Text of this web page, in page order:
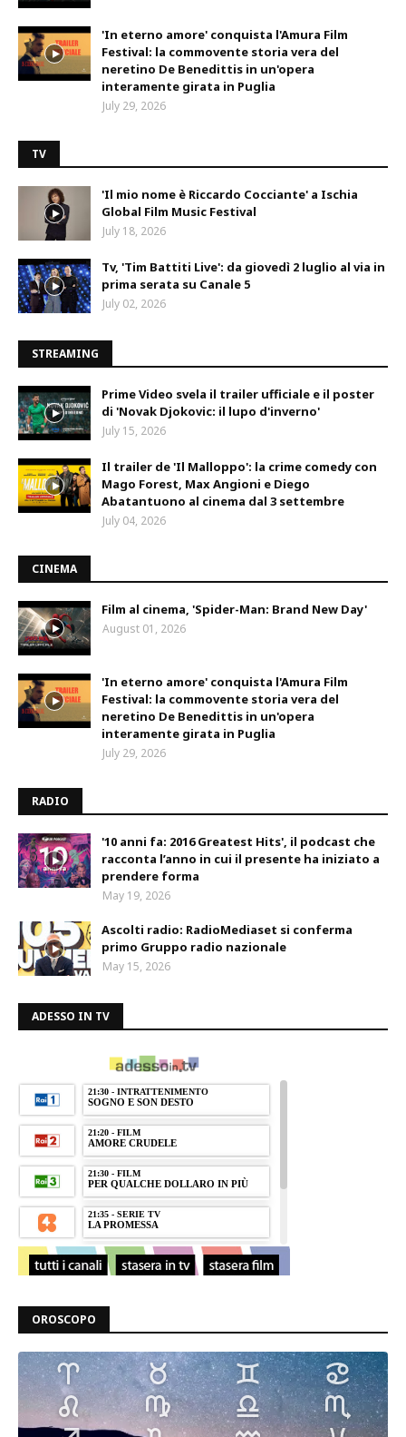
'In eterno amore' conquista l'Amura Film
Festival: la commovente storia vera del
neretino De Benedittis in un'opera
interamente girata in Puglia
July 29, 2026
TV
'Il mio nome è Riccardo Cocciante' a Ischia
Global Film Music Festival
July 18, 2026
Tv, 'Tim Battiti Live': da giovedì 2 luglio al via in
prima serata su Canale 5
July 02, 2026
STREAMING
Prime Video svela il trailer ufficiale e il poster
di 'Novak Djokovic: il lupo d'inverno'
July 15, 2026
Il trailer de 'Il Malloppo': la crime comedy con
Mago Forest, Max Angioni e Diego
Abatantuono al cinema dal 3 settembre
July 04, 2026
CINEMA
Film al cinema, 'Spider-Man: Brand New Day'
August 01, 2026
'In eterno amore' conquista l'Amura Film
Festival: la commovente storia vera del
neretino De Benedittis in un'opera
interamente girata in Puglia
July 29, 2026
RADIO
'10 anni fa: 2016 Greatest Hits', il podcast che
racconta l’anno in cui il presente ha iniziato a
prendere forma
May 19, 2026
Ascolti radio: RadioMediaset si conferma
primo Gruppo radio nazionale
May 15, 2026
ADESSO IN TV
OROSCOPO